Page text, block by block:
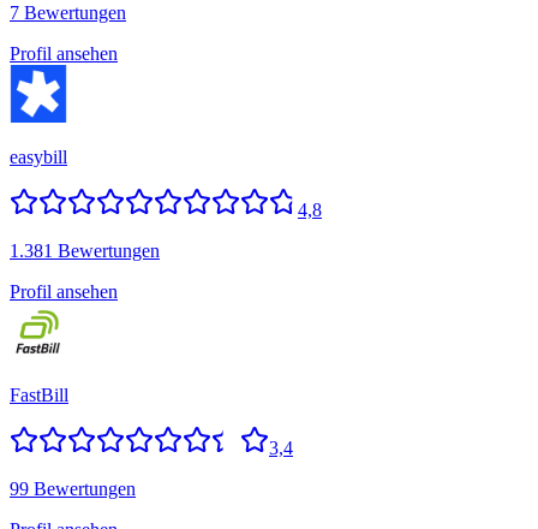
7 Bewertungen
Profil ansehen
easybill
4,8
1.381 Bewertungen
Profil ansehen
FastBill
3,4
99 Bewertungen